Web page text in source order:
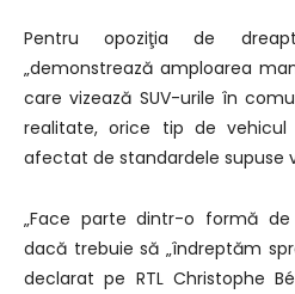
Pentru opoziţia de
„demonstrează amploarea
care vizează SUV-urile în
realitate, orice tip de
afectat de standardele supuse
„Face parte dintr-o formă de
dacă trebuie să „îndreptăm
declarat pe RTL Christophe